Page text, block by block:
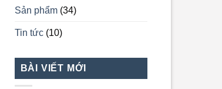
Sản phẩm(34)
Tin tức(10)
BÀI VIẾT MỚI